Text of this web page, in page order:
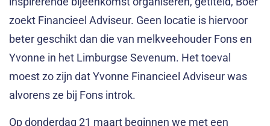
zoekt Financieel Adviseur. Geen locatie is hiervoor
beter geschikt dan die van melkveehouder Fons en
Yvonne in het Limburgse Sevenum. Het toeval
moest zo zijn dat Yvonne Financieel Adviseur was
alvorens ze bij Fons introk.
Op donderdag 21 maart beginnen we met een